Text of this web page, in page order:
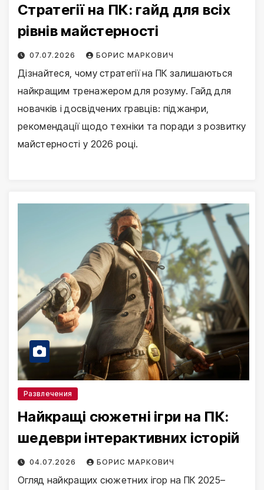
Стратегії на ПК: гайд для всіх
рівнів майстерності
07.07.2026 БОРИС МАРКОВИЧ
Дізнайтеся, чому стратегії на ПК залишаються
найкращим тренажером для розуму. Гайд для
новачків і досвідчених гравців: піджанри,
рекомендації щодо техніки та поради з розвитку
майстерності у 2026 році.
Развлечения
Найкращі сюжетні ігри на ПК:
шедеври інтерактивних історій
04.07.2026 БОРИС МАРКОВИЧ
Огляд найкращих сюжетних ігор на ПК 2025–